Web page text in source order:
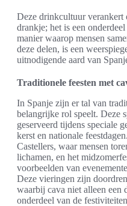
Deze drinkcultuur verankert
drankje; het is een
manier waarop mensen
deze delen, is een
uitnodigende aard van
Traditionele feesten met
In Spanje zijn er tal van
belangrijke rol speelt. Deze
geserveerd tijdens speciale
kerst en nationale
Castellers, waar mensen
lichamen, en het
voorbeelden van
Deze vieringen zijn
waarbij cava niet alleen een
onderdeel van de